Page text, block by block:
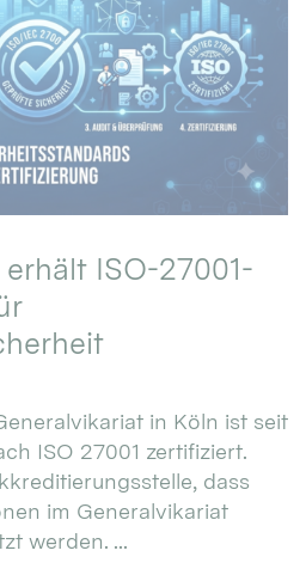
ISO-27001-
in Köln ist seit
ISO 27001 zertifiziert.
dass
im Generalvikariat
werden. ...